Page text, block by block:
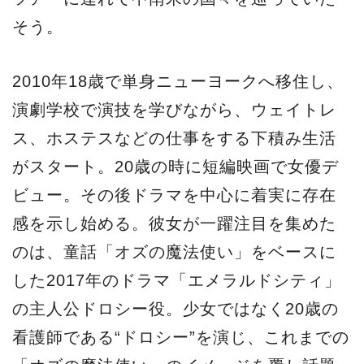
そう。
2010年18歳で単身ニューヨークへ移住し、
演劇学校で演技を学びながら、ウェイトレ
ス、ホステスなどの仕事をする下積み生活
がスタート。20歳の時に短編映画で女優デ
ビュー。その後ドラマを中心に着実に存在
感を示し始める。彼女が一躍注目を集めた
のは、童話「オズの魔法使い」をベースに
した2017年のドラマ「エメラルドシティ」
の主人公ドロシー役。少女ではなく20歳の
看護師である“ドロシー”を演じ、これまでの